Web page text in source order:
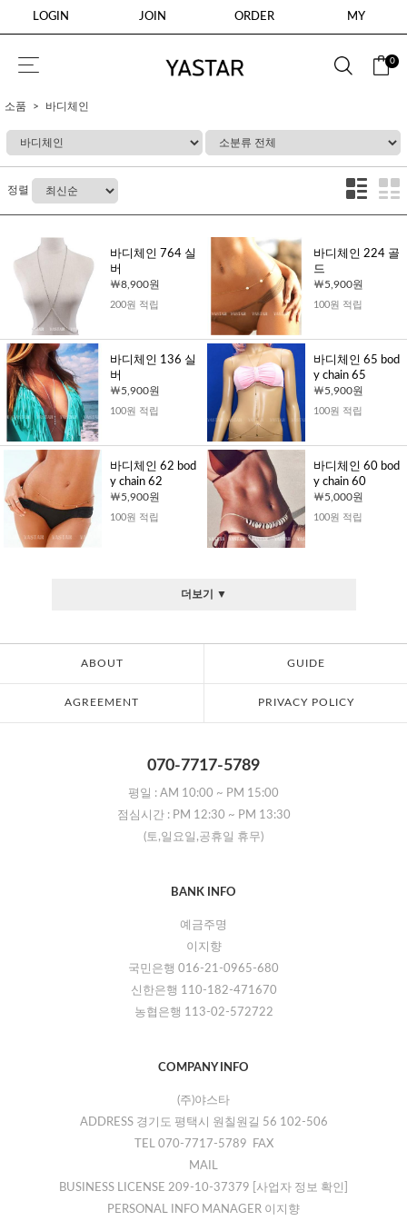
LOGIN JOIN ORDER MY
0
소품 바디체인
정렬
바디체인 764 실
버
8,900원
200원 적립
바디체인 224 골
드
5,900원
100원 적립
바디체인 136 실
버
5,900원
100원 적립
바디체인 65 bod
y chain 65
5,900원
100원 적립
바디체인 62 bod
y chain 62
5,900원
100원 적립
바디체인 60 bod
y chain 60
5,000원
100원 적립
더보기 ▼
ABOUT GUIDE
AGREEMENT PRIVACY POLICY
070-7717-5789
평일 : AM 10:00 ~ PM 15:00
점심시간 : PM 12:30 ~ PM 13:30
(토,일요일,공휴일 휴무)
BANK INFO
예금주명
이지향
국민은행 016-21-0965-680
신한은행 110-182-471670
농협은행 113-02-572722
COMPANY INFO
(주)야스타
ADDRESS 경기도 평택시 원칠원길 56 102-506
TEL 070-7717-5789 FAX
MAIL
BUSINESS LICENSE 209-10-37379
[사업자 정보 확인]
PERSONAL INFO MANAGER 이지향